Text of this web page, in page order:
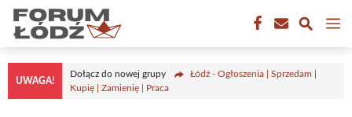
Przejdź
treści
UWAGA!
Dołącz do nowej grupy
Łódź - Ogłoszenia | Sprzedam |
Kupię | Zamienię | Praca